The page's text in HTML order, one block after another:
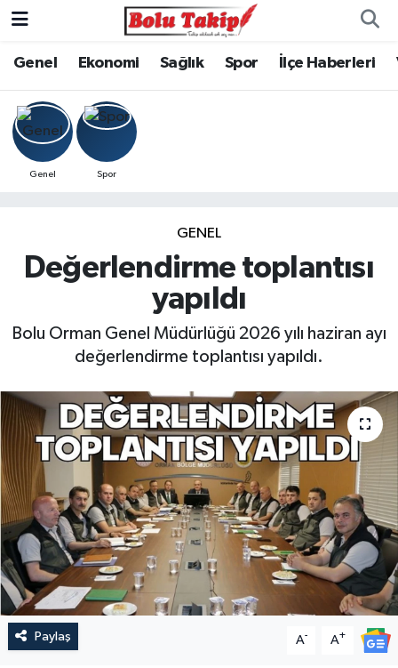
Genel Ekonomi Sağlık Spor İlçe Haberleri
Genel Spor
GENEL
Değerlendirme toplantısı
yapıldı
Bolu Orman Genel Müdürlüğü 2026 yılı haziran ayı
değerlendirme toplantısı yapıldı.
Paylaş A- A+